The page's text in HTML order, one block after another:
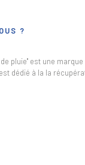
?
pluie" est une marque
est dédié à la la